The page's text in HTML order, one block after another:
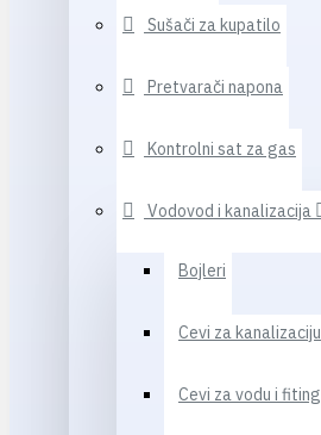
Sušači za kupatilo
Pretvarači napona
Kontrolni sat za gas
Vodovod i kanalizacija
Bojleri
Cevi za kanalizaciju
Cevi za vodu i fiting